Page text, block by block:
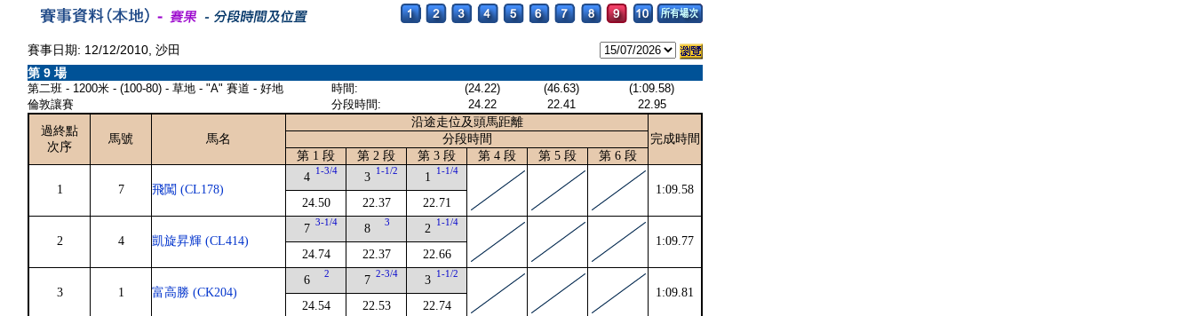
賽事日期: 12/12/2010, 沙田
第 9 場
第二班 - 1200米 - (100-80) - 草地 - "A" 賽道 - 好地
倫敦讓賽
時間: (24.22) (46.63)
(1:09.58)
分段時間:
24.22 22.41
22.95
過終點
次序
馬號 馬名
沿途走位及頭馬距離
完成時間
分段時間
第 1 段
第 2 段 第 3 段 第 4 段 第 5 段 第 6 段
1 7 飛闖 (CL178)
4 1-3/4
24.50
3 1-1/2
22.37
1 1-1/4
22.71
1:09.58
2 4 凱旋昇輝 (CL414)
7 3-1/4
24.74
8 3
22.37
2 1-1/4
22.66
1:09.77
3 1 富高勝 (CK204)
6 2
24.54
7 2-3/4
22.53
3 1-1/2
22.74
1:09.81